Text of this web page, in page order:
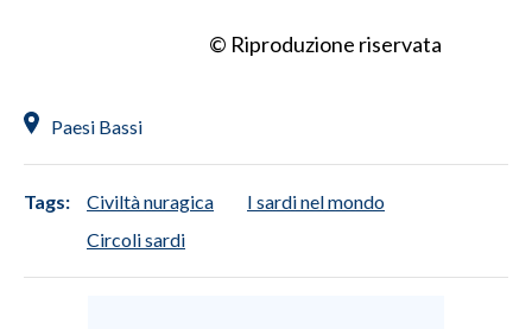
© Riproduzione riservata
Paesi Bassi
Tags: Civiltà nuragica
I sardi nel mondo
Circoli sardi